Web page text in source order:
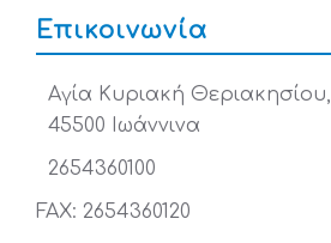
Επικοινωνία
Αγία Κυριακή Θεριακησίου,
45500 Ιωάννινα
2654360100
FAX: 2654360120